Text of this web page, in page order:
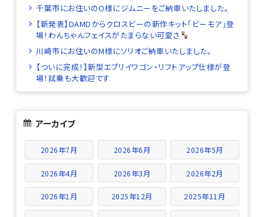
千葉市にお住いのO様にジムニーをご納車いたしました。
【新発表】DAMDからクロスビーの新作キット「ビーモア」登
場！わんちゃんフェイスがたまらない可愛さ
川崎市にお住いのM様にソリオご納車いたしました。
【ついに完成！】新型エブリイワゴン・リフトアップ仕様が登
場！試乗も大歓迎です
アーカイブ
2026年7月 2026年6月 2026年5月
2026年4月 2026年3月 2026年2月
2026年1月 2025年12月 2025年11月